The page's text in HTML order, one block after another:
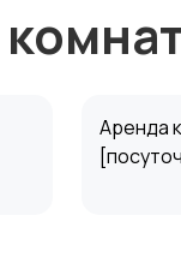
Аренда